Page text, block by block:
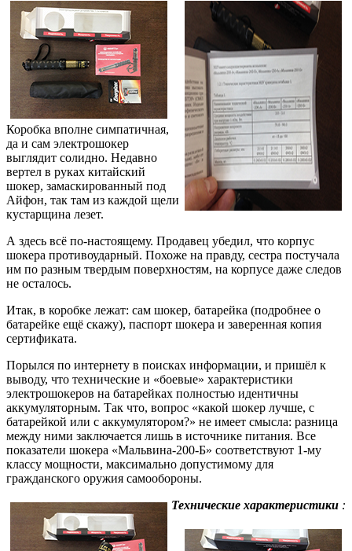
Коробка вполне симпатичная,
да и сам электрошокер
выглядит солидно. Недавно
вертел в руках китайский
шокер, замаскированный под
Айфон, так там из каждой щели
кустарщина лезет.
А здесь всё по-настоящему. Продавец убедил, что корпус
шокера противоударный. Похоже на правду, сестра постучала
им по разным твердым поверхностям, на корпусе даже следов
не осталось.
Итак, в коробке лежат: сам шокер, батарейка (подробнее о
батарейке ещё скажу), паспорт шокера и заверенная копия
сертификата.
Порылся по интернету в поисках информации, и пришёл к
выводу, что технические и «боевые» характеристики
электрошокеров на батарейках полностью идентичны
аккумуляторным. Так что, вопрос «какой шокер лучше, с
батарейкой или с аккумулятором?» не имеет смысла: разница
между ними заключается лишь в источнике питания. Все
показатели шокера «Мальвина-200-Б» соответствуют 1-му
классу мощности, максимально допустимому для
гражданского оружия самообороны.
Технические характеристики :